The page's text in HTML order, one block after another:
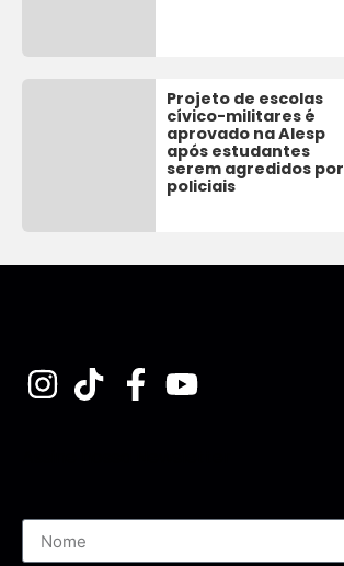
Projeto de escolas
cívico-militares é
aprovado na Alesp
após estudantes
serem agredidos por
policiais